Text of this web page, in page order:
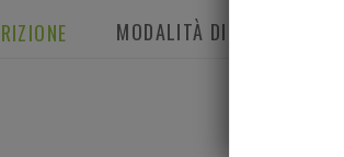
MODALITÀ DI SPEDIZIONE